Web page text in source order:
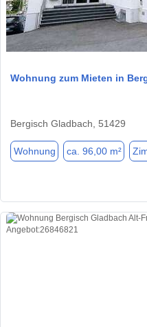
Wohnung zum Mieten in
Bergisch Gladbach, 51429
Wohnung ca. 96,00 m²